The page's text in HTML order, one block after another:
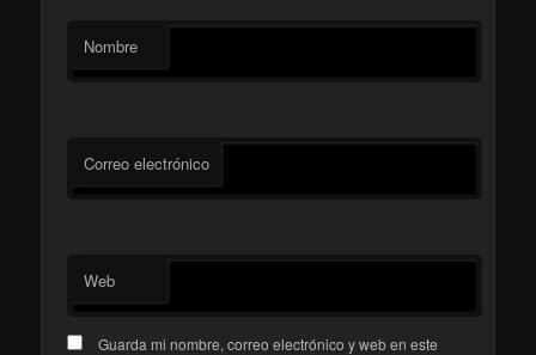
Nombre
Correo electrónico
Web
Guarda mi nombre, correo electrónico y web en este